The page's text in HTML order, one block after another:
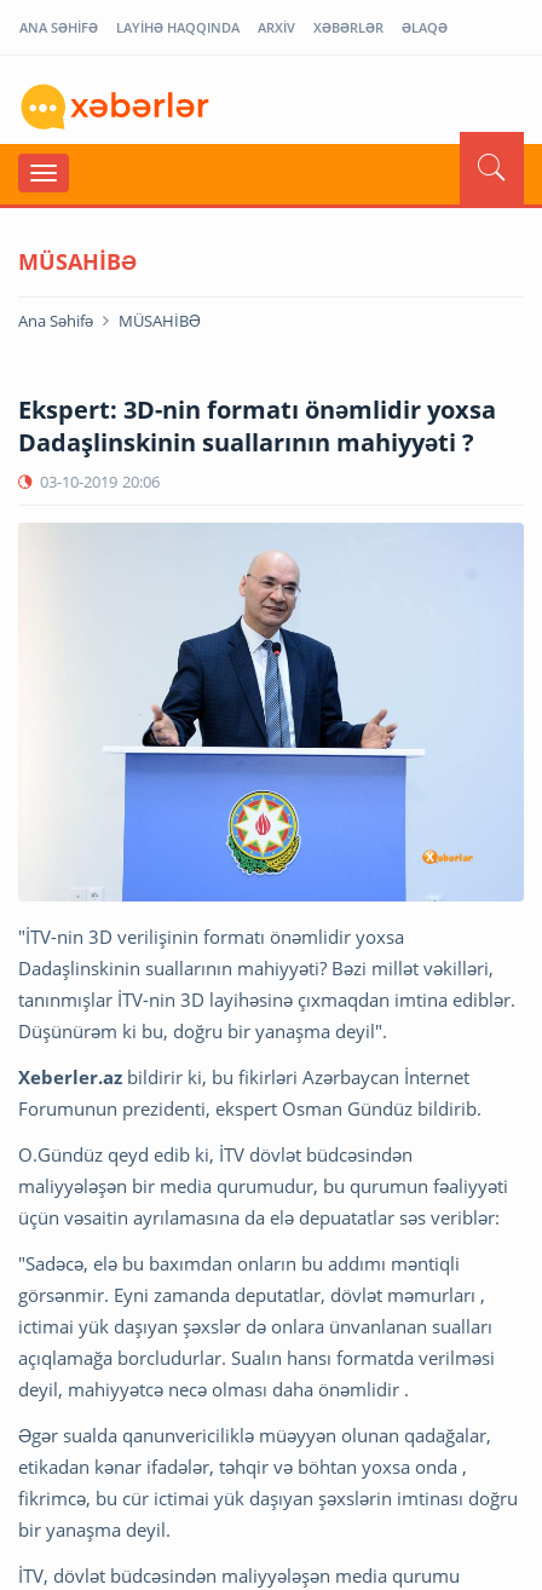
ANA SƏHİFƏ LAYİHƏ HAQQINDA ARXİV XƏBƏRLƏR ƏLAQƏ
MÜSAHİBƏ
Ana Səhifə MÜSAHİBƏ
Ekspert: 3D-nin formatı önəmlidir yoxsa
Dadaşlinskinin suallarının mahiyyəti ?
03-10-2019 20:06
"İTV-nin 3D verilişinin formatı önəmlidir yoxsa
Dadaşlinskinin suallarının mahiyyəti? Bəzi millət vəkilləri,
tanınmışlar İTV-nin 3D layihəsinə çıxmaqdan imtina ediblər.
Düşünürəm ki bu, doğru bir yanaşma deyil".
Xeberler.az bildirir ki, bu fikirləri Azərbaycan İnternet
Forumunun prezidenti, ekspert Osman Gündüz bildirib.
O.Gündüz qeyd edib ki, İTV dövlət büdcəsindən
maliyyələşən bir media qurumudur, bu qurumun fəaliyyəti
üçün vəsaitin ayrılamasına da elə depuatatlar səs veriblər:
"Sadəcə, elə bu baxımdan onların bu addımı məntiqli
görsənmir. Eyni zamanda deputatlar, dövlət məmurları ,
ictimai yük daşıyan şəxslər də onlara ünvanlanan sualları
açıqlamağa borcludurlar. Sualın hansı formatda verilməsi
deyil, mahiyyətcə necə olması daha önəmlidir .
Əgər sualda qanunvericiliklə müəyyən olunan qadağalar,
etikadan kənar ifadələr, təhqir və böhtan yoxsa onda ,
fikrimcə, bu cür ictimai yük daşıyan şəxslərin imtinası doğru
bir yanaşma deyil.
İTV, dövlət büdcəsindən maliyyələşən media qurumu